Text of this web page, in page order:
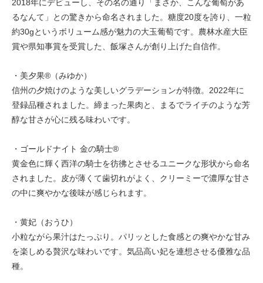
2018年にデビューし、その名の通り「まさか、こんな葡萄があ
るなんて」との驚きから命名されました。糖度20度を誇り、一粒
約30gというボリューム感が魅力の大玉葡萄です。農林水産大臣
賞や県知事賞を受賞した、飯塚さんが創り上げた自信作。
・美夕果®（みゆか）
信州の夕焼けのような美しいグラデーションが特徴。2022年に
登録品種されました。締まった果肉と、まるでライチのような芳
醇な甘さが心に残る味わいです。
・ゴールドナイト 金の騎士®
黄金色に輝く西洋の騎士を彷彿とさせるユニークな形状から命名
されました。皮が薄くて歯切れがよく、クリーミーで濃厚な甘さ
の中に爽やかな後味が感じられます。
・黄妃（おうひ）
小粒ながら果汁はたっぷり。パリッとした食感との爽やかな甘み
を楽しめる贅沢な味わいです。気品高い妃を連想させる優雅な品
種。